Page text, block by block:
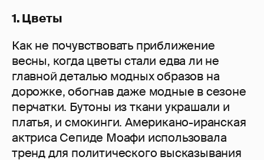
1. Цветы
Как не почувствовать приближение
весны, когда цветы стали едва ли не
главной деталью модных образов на
дорожке, обогнав даже модные в сезоне
перчатки. Бутоны из ткани украшали и
платья, и смокинги. Американо-иранская
актриса Сепиде Моафи использовала
тренд для политического высказывания